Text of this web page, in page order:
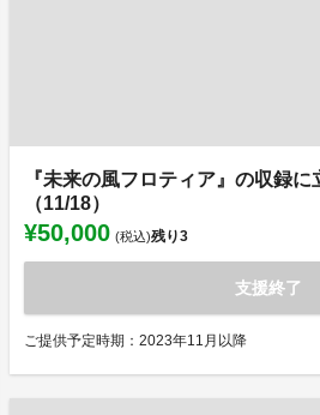
『未来の風フロティア』の収録に
（11/18）
¥50,000 (税込)残り3
支援終了
ご提供予定時期：2023年11月以降